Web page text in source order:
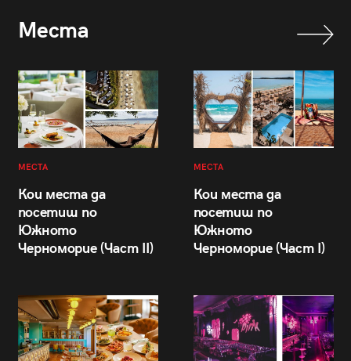
Места
МЕСТА
Кои места да
посетиш по
Южното
Черноморие (Част II)
МЕСТА
Кои места да
посетиш по
Южното
Черноморие (Част I)